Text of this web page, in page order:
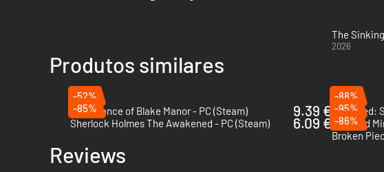
The
2026
Produtos similares
-52%
The Séance of Blake Manor - PC (Steam)
9.39 €
-88%
Murdered:
-85%
Sherlock Holmes The Awakened - PC (Steam)
6.09 €
-95%
In Sound
-86%
Broken
Reviews